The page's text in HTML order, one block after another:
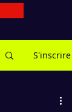
S'inscrire